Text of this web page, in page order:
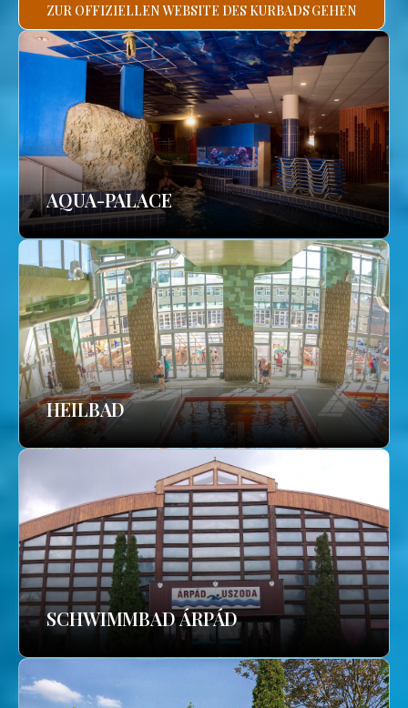
ZUR OFFIZIELLEN WEBSITE DES KURBADS GEHEN
AQUA-PALACE
HEILBAD
SCHWIMMBAD ÁRPÁD